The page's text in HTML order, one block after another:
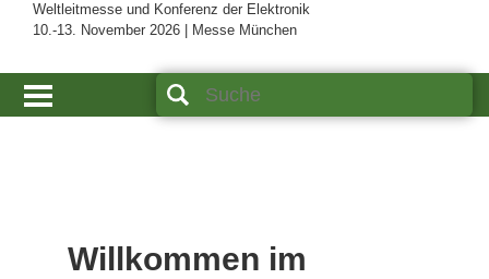
Weltleitmesse und Konferenz der Elektronik
10.-13. November 2026 | Messe München
Willkommen im